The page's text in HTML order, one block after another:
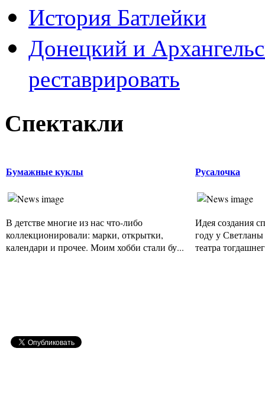
История Батлейки
Донецкий и
реставрировать
Спектакли
Бумажные куклы
В детстве многие из нас что-либо
коллекционировали: марки, открытки,
календари и прочее. Моим хобби стали бу...
Русалочка
Идея создания
году у
театра